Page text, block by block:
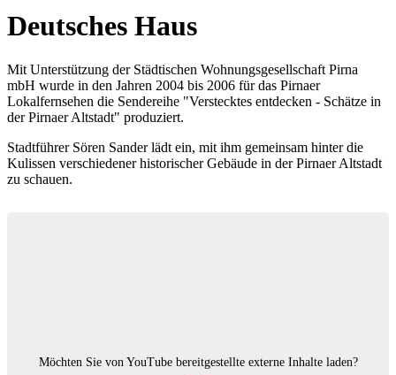
Deutsches Haus
Mit Unterstützung der Städtischen Wohnungsgesellschaft Pirna
mbH wurde in den Jahren 2004 bis 2006 für das Pirnaer
Lokalfernsehen die Sendereihe "Verstecktes entdecken - Schätze in
der Pirnaer Altstadt" produziert.
Stadtführer Sören Sander lädt ein, mit ihm gemeinsam hinter die
Kulissen verschiedener historischer Gebäude in der Pirnaer Altstadt
zu schauen.
Möchten Sie von YouTubebereitgestellte externe Inhalte laden?